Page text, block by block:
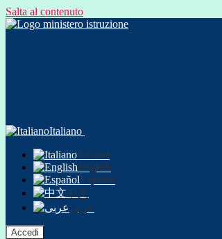
Salta al contenuto
Italiano
Italiano
English
Español
中文
عربى
Accedi